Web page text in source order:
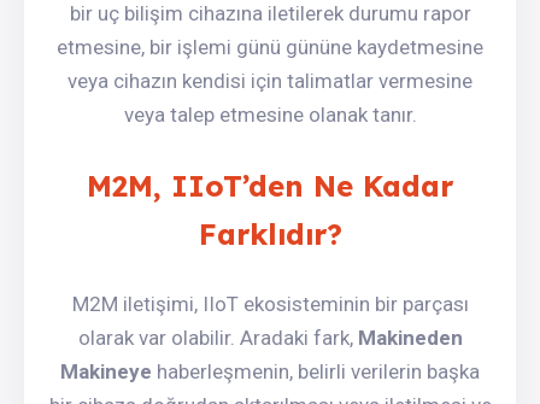
bir uç bilişim cihazına iletilerek durumu rapor
etmesine, bir işlemi günü gününe kaydetmesine
veya cihazın kendisi için talimatlar vermesine
veya talep etmesine olanak tanır.
M2M, IIoT’den Ne Kadar
Farklıdır?
M2M iletişimi, IIoT ekosisteminin bir parçası
olarak var olabilir. Aradaki fark, Makineden
Makineye haberleşmenin, belirli verilerin başka